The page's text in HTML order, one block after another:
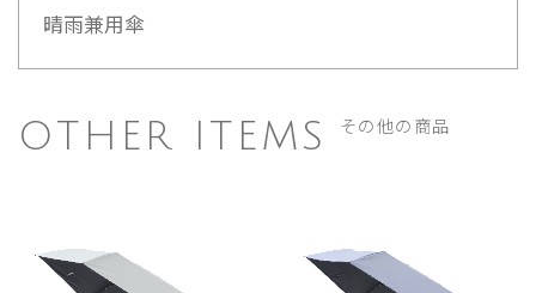
晴雨兼用傘
OTHER ITEMS その他の商品